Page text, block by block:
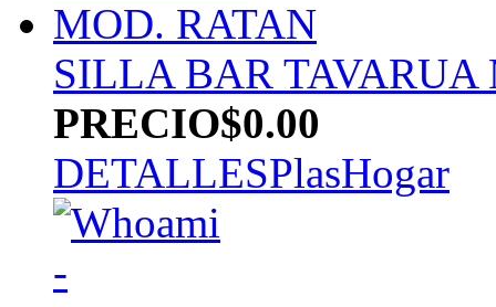
SILLA BAR TAVARUA
PRECIO$0.00
DETALLESPlasHogar